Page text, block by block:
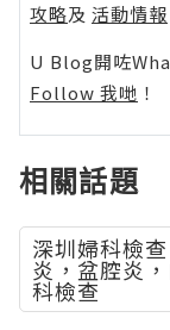
攻略及 活動情報
U Blog開咗
Follow 我哋 ！
相關話題
深圳婦科檢
炎，盆腔炎
科檢查